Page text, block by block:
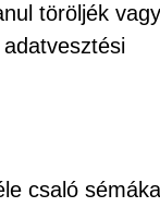
töröljék vagy
csaló